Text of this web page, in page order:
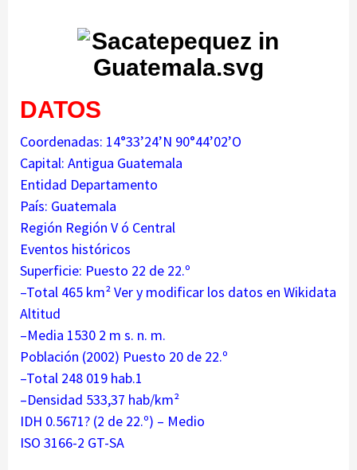
DATOS
Coordenadas: 14°33’24’N 90°44’02’O
Capital: Antigua Guatemala
Entidad Departamento
País: Guatemala
Región Región V ó Central
Eventos históricos
Superficie: Puesto 22 de 22.º
–Total 465 km² Ver y modificar los datos en Wikidata
Altitud
–Media 1530 2 m s. n. m.
Población (2002) Puesto 20 de 22.º
–Total 248 019 hab.1
–Densidad 533,37 hab/km²
IDH 0.5671? (2 de 22.º) – Medio
ISO 3166-2 GT-SA